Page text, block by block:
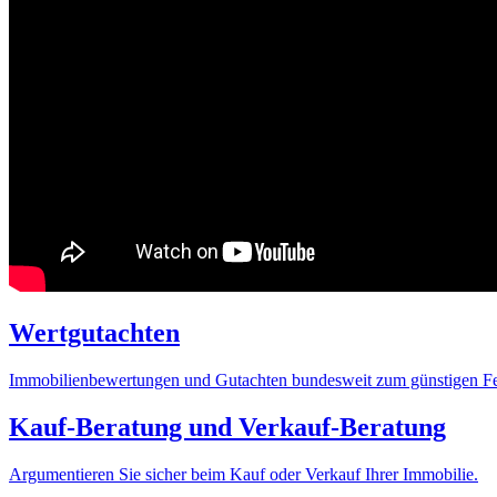
Wertgutachten
Immobilienbewertungen und Gutachten bundesweit zum günstigen
Kauf-Beratung und Verkauf-Beratung
Argumentieren Sie sicher beim Kauf oder Verkauf Ihrer Immobilie.